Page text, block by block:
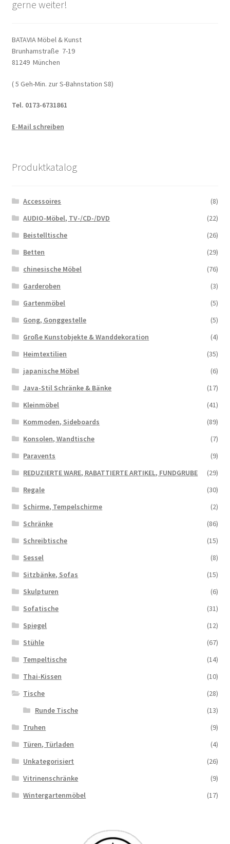
gerne weiter!
BATAVIA Möbel & Kunst
Brunhamstraße 7-19
81249 München
( 5 Geh-Min. zur S-Bahnstation S8)
Tel. 0173-6731861
E-Mail schreiben
Produktkatalog
Accessoires
(8)
AUDIO-Möbel, TV-/CD-/DVD
(22)
Beistelltische
(26)
Betten
(29)
chinesische Möbel
(76)
Garderoben
(3)
Gartenmöbel
(5)
Gong, Gonggestelle
(5)
Große Kunstobjekte & Wanddekoration
(4)
Heimtextilien
(35)
japanische Möbel
(6)
Java-Stil Schränke & Bänke
(17)
Kleinmöbel
(41)
Kommoden, Sideboards
(89)
Konsolen, Wandtische
(7)
Paravents
(9)
REDUZIERTE WARE, RABATTIERTE ARTIKEL, FUNDGRUBE
(29)
Regale
(30)
Schirme, Tempelschirme
(2)
Schränke
(86)
Schreibtische
(15)
Sessel
(8)
Sitzbänke, Sofas
(15)
Skulpturen
(6)
Sofatische
(31)
Spiegel
(12)
Stühle
(67)
Tempeltische
(14)
Thai-Kissen
(10)
Tische
(28)
Runde Tische
(13)
Truhen
(9)
Türen, Türladen
(4)
Unkategorisiert
(26)
Vitrinenschränke
(9)
Wintergartenmöbel
(17)